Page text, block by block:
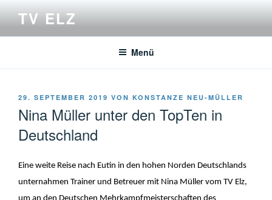
springen
TV ELZ
Menü
VERÖFFENTLICHT
29. SEPTEMBER 2019 VON KONSTANZE NEU-MÜLLER
Nina Müller unter den TopTen in
Deutschland
Eine weite Reise nach Eutin in den hohen Norden Deutschlands
unternahmen Trainer und Betreuer mit Nina Müller vom TV Elz,